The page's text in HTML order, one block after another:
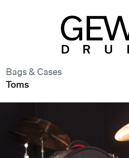
Bags & Cases
Toms